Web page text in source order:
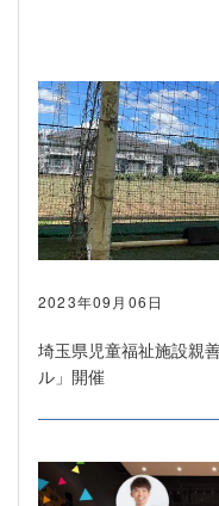
2023年09月06日
埼玉県児童福祉施設親
ル」開催